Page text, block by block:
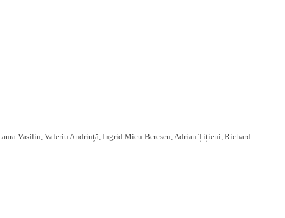
Vasiliu, Valeriu Andriuță, Ingrid Micu-Berescu, Adrian Țițieni, Richard